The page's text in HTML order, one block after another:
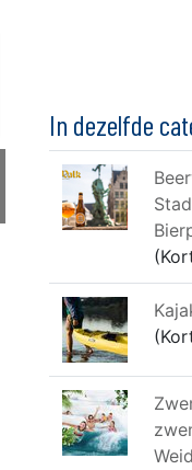
In dezelfde